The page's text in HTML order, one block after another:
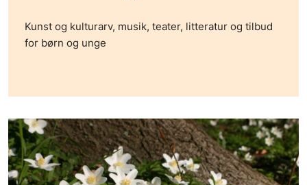
Kunst og kulturarv, musik, teater, litteratur og tilbud
for børn og unge